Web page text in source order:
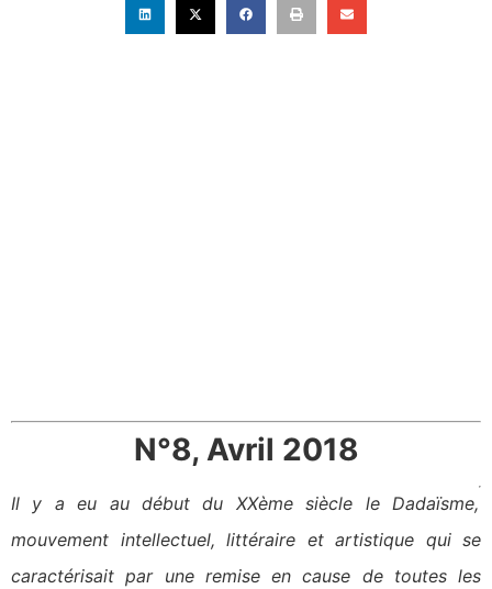
N°8, Avril 2018
Il y a eu au début du XXème siècle le Dadaïsme,
mouvement intellectuel, littéraire et artistique qui se
caractérisait par une remise en cause de toutes les